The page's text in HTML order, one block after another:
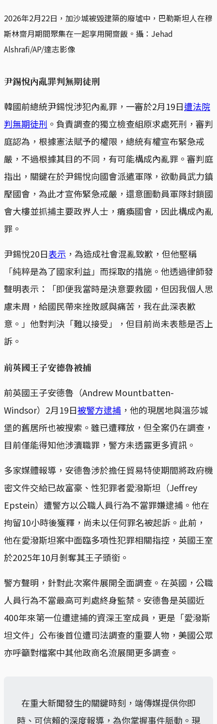
2026年2月22日，加沙城被毀建築的廢墟中，巴勒斯坦人在穆
斯林齋月期間聚集在一起享用開齋飯。攝：Jehad
Alshrafi/AP/達志影像
尹錫悅內亂罪判無期徒刑
韓國前總統尹錫悅涉犯內亂罪，一審於2月19日遭法院
判無期徒刑 。負責調查的獨立檢查組原求處死刑，審判
庭認為，根據憲法賦予的權限，總統有權宣布緊急戒
嚴，不過根據其目的不同，有可能構成內亂罪。審判庭
指出，關鍵在於尹錫悅向國會派遣軍隊，欲動員武力鎮
壓國會，為此才宣佈緊急戒嚴，還意圖動員軍隊封鎖國
會大樓並抓捕主要政界人士，癱瘓國會，因此構成內亂
罪。
尹錫悅20日表示 ，為造成社會混亂致歉，但他堅稱
「純粹是為了國家利益」而採取的措施。他透過律師發
聲明表示：「即便我當時是決意要救國，但因我個人思
慮未周，給國民帶來挫敗感與痛苦，我在此深表歉
意。」他對判決「難以接受」，但目前尚未表態是否上
訴。
前英國王子安德魯被捕
前英國王子安德魯（Andrew Mountbatten-
Windsor）2月19日被警方逮捕 ，他的現居地與溫莎城
堡的舊居所也被搜索。雖已遭釋放，但全案仍在調查，
目前僅能得知他涉瀆職罪，警方未透露更多資訊。
多家媒體報導，安德魯涉於擔任貿易特使期間將政府機
密文件交給已故富豪、性犯罪者愛潑斯坦（Jeffrey
Epstein）遭警方以公職人員行為不當罪嫌逮捕。他在
拘留10小時後獲釋，尚未以任何罪名被起訴。此前，
他在愛潑斯坦案中面臨多項性犯罪相關指控，英國王室
於2025年10月剝奪其王子頭銜。
警方聲明，針對此次案件展開全面調查。在英國，公職
人員行為不當最高可判處終身監禁。安德魯是英國近
400年來第一位遭逮捕的資深王室成員，更是「愛潑斯
坦文件」公布後首位遭司法調查的重要人物，美國公眾
亦呼籲對檔案中其他政商名流展開更多調查。
在重大新聞發生的關鍵時刻，端傳媒提供你即
時、可信賴的深度報導，為你掌握事件脈動。現